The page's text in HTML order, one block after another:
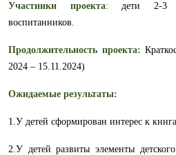
Участники проекта: дети 2-3
воспитанников.
Продолжительность проекта:
2024 – 15.11.2024)
Ожидаемые результаты:
1.У детей сформирован интерес к
2.У детей развиты элементы